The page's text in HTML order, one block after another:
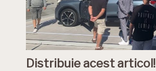
Distribuie acest articol!